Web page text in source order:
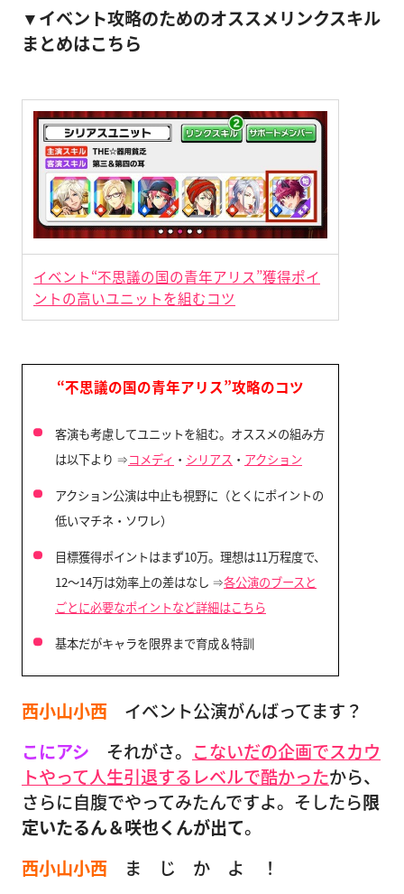
▼イベント攻略のためのオススメリンクスキル
まとめはこちら
イベント“不思議の国の青年アリス”獲得ポイ
ントの高いユニットを組むコツ
“不思議の国の青年アリス”攻略のコツ
客演も考慮してユニットを組む。オススメの組み方
は以下より ⇒コメディ ・ シリアス ・ アクション
アクション公演は中止も視野に（とくにポイントの
低いマチネ・ソワレ）
目標獲得ポイントはまず10万。理想は11万程度で、
12〜14万は効率上の差はなし ⇒各公演のブースと
ごとに必要なポイントなど詳細はこちら
基本だがキャラを限界まで育成＆特訓
西小山小西 イベント公演がんばってます？
こにアシ それがさ。 こないだの企画でスカウ
トやって人生引退するレベルで酷かったから、
さらに自腹でやってみたんですよ。そしたら限
定いたるん＆咲也くんが出て。
西小山小西 ま じ か よ ！